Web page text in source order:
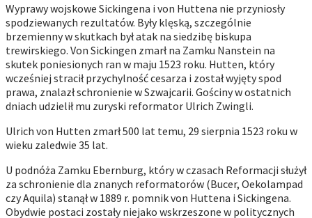
Wyprawy wojskowe Sickingena i von Huttena nie przyniosły
spodziewanych rezultatów. Były klęską, szczególnie
brzemienny w skutkach był atak na siedzibę biskupa
trewirskiego. Von Sickingen zmarł na Zamku Nanstein na
skutek poniesionych ran w maju 1523 roku. Hutten, który
wcześniej stracił przychylność cesarza i został wyjęty spod
prawa, znalazł schronienie w Szwajcarii. Gościny w ostatnich
dniach udzielił mu zuryski reformator Ulrich Zwingli.
Ulrich von Hutten zmarł 500 lat temu, 29 sierpnia 1523 roku w
wieku zaledwie 35 lat.
U podnóża Zamku Ebernburg, który w czasach Reformacji służył
za schronienie dla znanych reformatorów (Bucer, Oekolampad
czy Aquila) stanął w 1889 r. pomnik von Huttena i Sickingena.
Obydwie postaci zostały niejako wskrzeszone w politycznych